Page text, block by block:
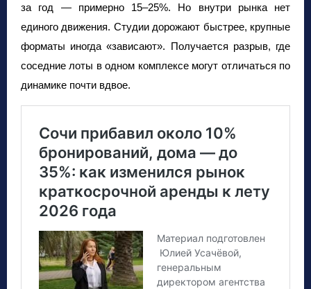
за год — примерно 15–25%. Но внутри рынка нет
единого движения. Студии дорожают быстрее, крупные
форматы иногда «зависают». Получается разрыв, где
соседние лоты в одном комплексе могут отличаться по
динамике почти вдвое.